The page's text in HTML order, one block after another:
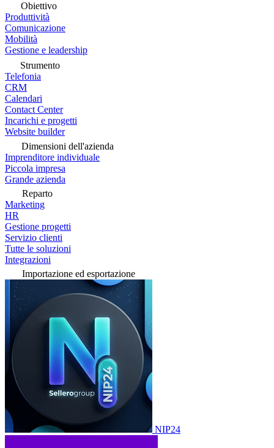
Obiettivo
Produttività
Comunicazione
Mobilità
Gestione e leadership
Strumento
Telefonia
CRM
Calendari
Contact Center
Incarichi e progetti
Website builder
Dimensioni dell'azienda
Imprenditore individuale
Piccola impresa
Grande azienda
Reparto
Marketing
HR
Gestione progetti
Servizio clienti
Tutte le soluzioni
Integrazioni
Importazione ed esportazione
NIP24